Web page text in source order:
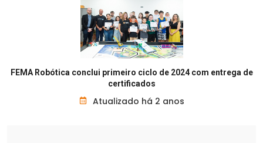
FEMA Robótica conclui primeiro ciclo de 2024 com entrega de
certificados
Atualizado há 2 anos